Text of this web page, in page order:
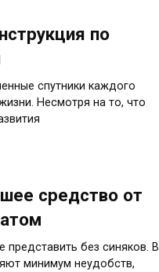
по
спутники каждого
Несмотря на то, что
средство от
без синяков. В
минимум неудобств,